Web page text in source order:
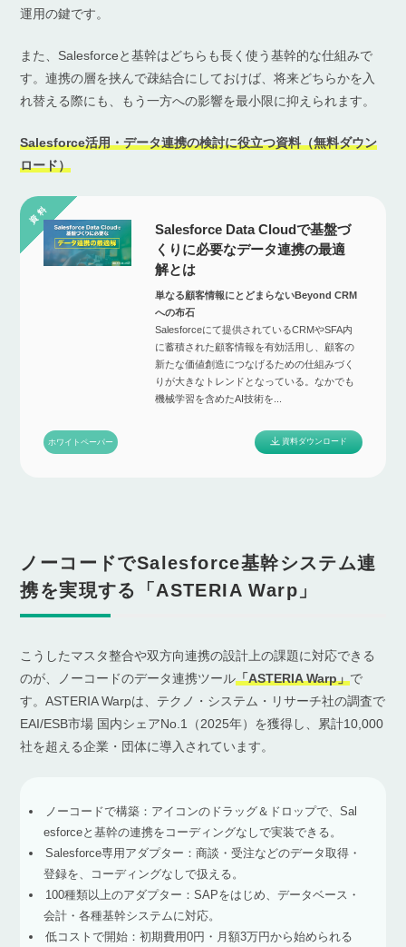
運用の鍵です。
また、Salesforceと基幹はどちらも長く使う基幹的な仕組みで
す。連携の層を挟んで疎結合にしておけば、将来どちらかを入
れ替える際にも、もう一方への影響を最小限に抑えられます。
Salesforce活用・データ連携の検討に役立つ資料（無料ダウン
ロード）
Salesforce Data Cloudで基盤づ
くりに必要なデータ連携の最適
解とは
単なる顧客情報にとどまらないBeyond CRM
への布石
Salesforceにて提供されているCRMやSFA内
に蓄積された顧客情報を有効活用し、顧客の
新たな価値創造につなげるための仕組みづく
りが大きなトレンドとなっている。なかでも
機械学習を含めたAI技術を...
ホワイトペーパー 資料ダウンロード
ノーコードでSalesforce基幹システム連
携を実現する「ASTERIA Warp」
こうしたマスタ整合や双方向連携の設計上の課題に対応できる
のが、ノーコードのデータ連携ツール「ASTERIA Warp」で
す。ASTERIA Warpは、テクノ・システム・リサーチ社の調査で
EAI/ESB市場 国内シェアNo.1（2025年）を獲得し、累計10,000
社を超える企業・団体に導入されています。
ノーコードで構築：アイコンのドラッグ＆ドロップで、Sal
esforceと基幹の連携をコーディングなしで実装できる。
Salesforce専用アダプター：商談・受注などのデータ取得・
登録を、コーディングなしで扱える。
100種類以上のアダプター：SAPをはじめ、データベース・
会計・各種基幹システムに対応。
低コストで開始：初期費用0円・月額3万円から始められる